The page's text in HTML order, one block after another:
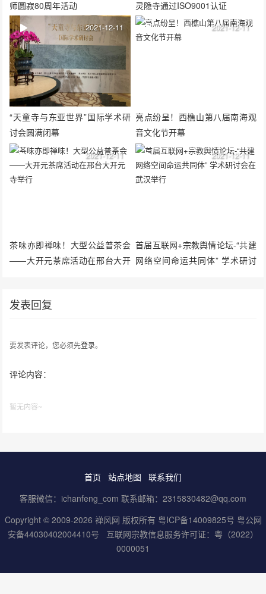
师圆寂80周年活动
灵隐寺通过ISO9001认证
“天童寺与东亚世界”国际学术研
讨会圆满闭幕
2021-12-11
亮点纷呈！西樵山第八届南海观
音文化节开幕
2021-12-11
茶味亦即禅味！大型公益普茶会
——大开元茶席活动在邢台大开
2021-12-11
首届互联网+宗教舆情论坛-“共建
网络空间命运共同体” 学术研讨
2021-12-11
发表回复
要发表评论，您必须先登录。
评论内容：
暂无内容~
首页 站点地图
联系我们
客服微信：ichanfeng_com 联系邮箱：2315830482@qq.com
Copyright © 2009-2026 禅风网 版权所有 粤ICP备14009825号 粤公网
安备44030402004410号
互联网宗教信息服务许可证：粤（2022）
0000051